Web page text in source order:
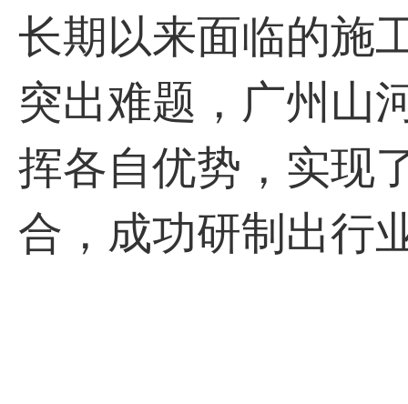
长期以来面临的施
突出难题，广州山
挥各自优势，实现
合，成功研制出行